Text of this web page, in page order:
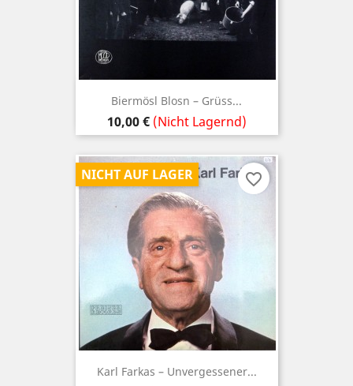
Biermösl Blosn – Grüss...
Preis
10,00 € (Nicht Lagernd)
Karl Farkas – Unvergessener...
NICHT AUF LAGER favorite_border